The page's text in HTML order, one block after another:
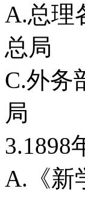
A.
总局
C.
局
A.